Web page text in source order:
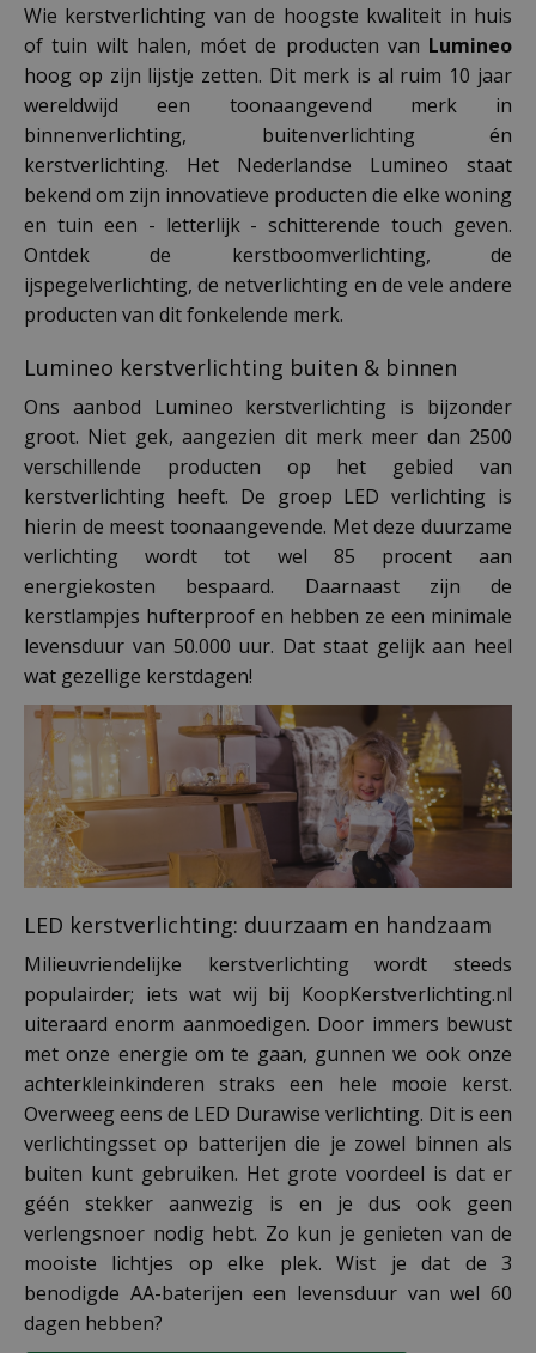
Wie kerstverlichting van de hoogste kwaliteit in huis
of tuin wilt halen, móet de producten van Lumineo
hoog op zijn lijstje zetten. Dit merk is al ruim 10 jaar
wereldwijd een toonaangevend merk in
binnenverlichting, buitenverlichting én
kerstverlichting. Het Nederlandse Lumineo staat
bekend om zijn innovatieve producten die elke woning
en tuin een - letterlijk - schitterende touch geven.
Ontdek de kerstboomverlichting, de
ijspegelverlichting, de netverlichting en de vele andere
producten van dit fonkelende merk.
Lumineo kerstverlichting buiten & binnen
Ons aanbod Lumineo kerstverlichting is bijzonder
groot. Niet gek, aangezien dit merk meer dan 2500
verschillende producten op het gebied van
kerstverlichting heeft. De groep LED verlichting is
hierin de meest toonaangevende. Met deze duurzame
verlichting wordt tot wel 85 procent aan
energiekosten bespaard. Daarnaast zijn de
kerstlampjes hufterproof en hebben ze een minimale
levensduur van 50.000 uur. Dat staat gelijk aan heel
wat gezellige kerstdagen!
LED kerstverlichting: duurzaam en handzaam
Milieuvriendelijke kerstverlichting wordt steeds
populairder; iets wat wij bij KoopKerstverlichting.nl
uiteraard enorm aanmoedigen. Door immers bewust
met onze energie om te gaan, gunnen we ook onze
achterkleinkinderen straks een hele mooie kerst.
Overweeg eens de LED Durawise verlichting. Dit is een
verlichtingsset op batterijen die je zowel binnen als
buiten kunt gebruiken. Het grote voordeel is dat er
géén stekker aanwezig is en je dus ook geen
verlengsnoer nodig hebt. Zo kun je genieten van de
mooiste lichtjes op elke plek. Wist je dat de 3
benodigde AA-baterijen een levensduur van wel 60
dagen hebben?